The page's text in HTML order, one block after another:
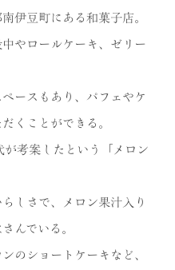
伊豆町にある和菓子店。
やロールケーキ、ゼリー
ースもあり、パフェやケ
くことができる。
考案したという「メロン
しさで、メロン果汁入り
んでいる。
のショートケーキなど、